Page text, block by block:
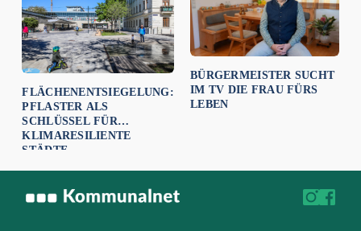
FLÄCHENENTSIEGELUNG:
PFLASTER ALS
SCHLÜSSEL FÜR
KLIMARESILIENTE
STÄDTE
BÜRGERMEISTER SUCHT
IM TV DIE FRAU FÜRS
LEBEN